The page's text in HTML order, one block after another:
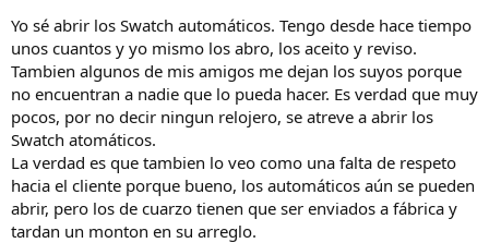
Yo sé abrir los Swatch automáticos. Tengo desde hace tiempo
unos cuantos y yo mismo los abro, los aceito y reviso.
Tambien algunos de mis amigos me dejan los suyos porque
no encuentran a nadie que lo pueda hacer. Es verdad que muy
pocos, por no decir ningun relojero, se atreve a abrir los
Swatch atomáticos.
La verdad es que tambien lo veo como una falta de respeto
hacia el cliente porque bueno, los automáticos aún se pueden
abrir, pero los de cuarzo tienen que ser enviados a fábrica y
tardan un monton en su arreglo.